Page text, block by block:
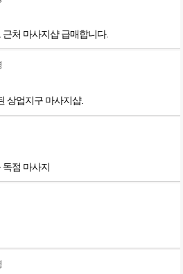
처 마사지샵 급매합니다.
상업지구 마사지샵.
점 마사지